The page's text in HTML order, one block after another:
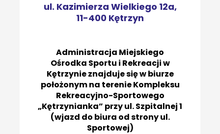
ul. Kazimierza Wielkiego 12a,
11-400 Kętrzyn
Administracja Miejskiego
Ośrodka Sportu i Rekreacji w
Kętrzynie znajduje się w biurze
położonym na terenie Kompleksu
Rekreacyjno-Sportowego
„Kętrzynianka” przy ul. Szpitalnej 1
(wjazd do biura od strony ul.
Sportowej)